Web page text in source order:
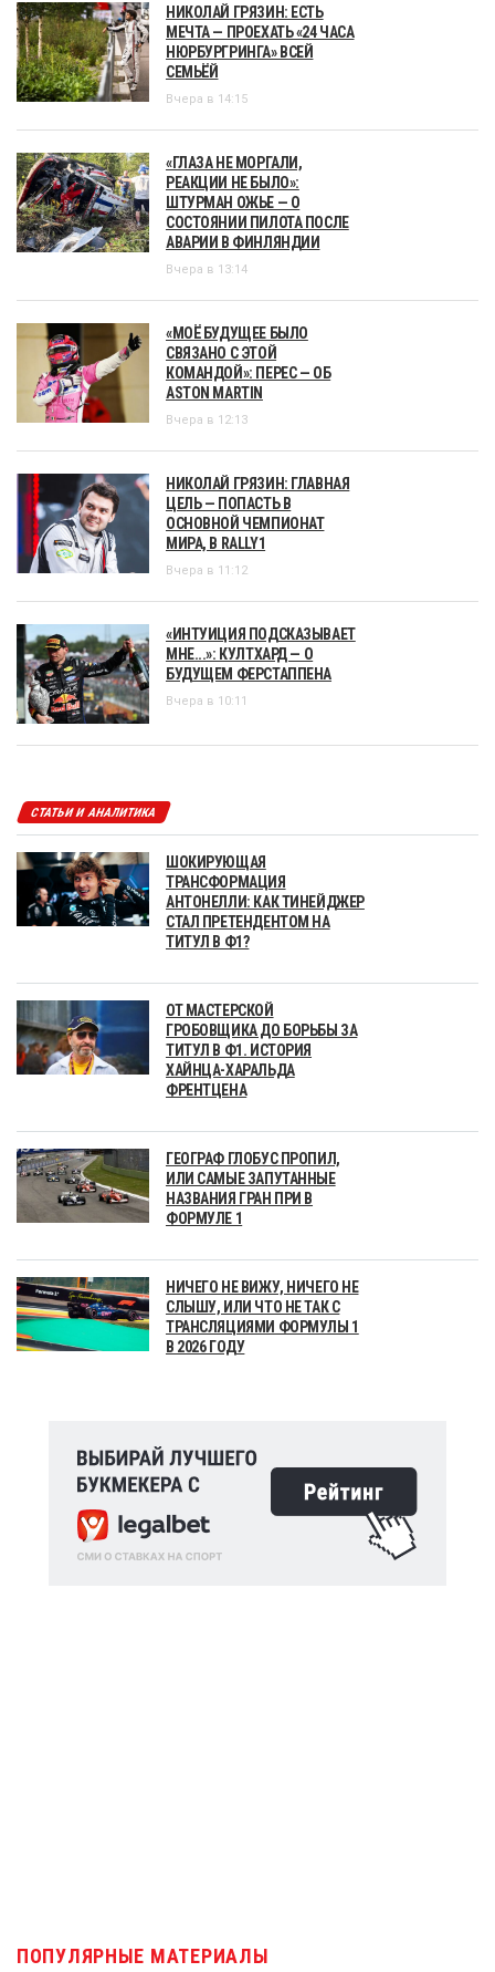
НИКОЛАЙ ГРЯЗИН: ЕСТЬ
МЕЧТА — ПРОЕХАТЬ «24 ЧАСА
НЮРБУРГРИНГА» ВСЕЙ
СЕМЬЁЙ
Вчера в 14:15
«ГЛАЗА НЕ МОРГАЛИ,
РЕАКЦИИ НЕ БЫЛО»:
ШТУРМАН ОЖЬЕ — О
СОСТОЯНИИ ПИЛОТА ПОСЛЕ
АВАРИИ В ФИНЛЯНДИИ
Вчера в 13:14
«МОЁ БУДУЩЕЕ БЫЛО
СВЯЗАНО С ЭТОЙ
КОМАНДОЙ»: ПЕРЕС — ОБ
ASTON MARTIN
Вчера в 12:13
НИКОЛАЙ ГРЯЗИН: ГЛАВНАЯ
ЦЕЛЬ — ПОПАСТЬ В
ОСНОВНОЙ ЧЕМПИОНАТ
МИРА, В RALLY1
Вчера в 11:12
«ИНТУИЦИЯ ПОДСКАЗЫВАЕТ
МНЕ...»: КУЛТХАРД — О
БУДУЩЕМ ФЕРСТАППЕНА
Вчера в 10:11
СТАТЬИ И АНАЛИТИКА
ШОКИРУЮЩАЯ
ТРАНСФОРМАЦИЯ
АНТОНЕЛЛИ: КАК ТИНЕЙДЖЕР
СТАЛ ПРЕТЕНДЕНТОМ НА
ТИТУЛ В Ф1?
ОТ МАСТЕРСКОЙ
ГРОБОВЩИКА ДО БОРЬБЫ ЗА
ТИТУЛ В Ф1. ИСТОРИЯ
ХАЙНЦА-ХАРАЛЬДА
ФРЕНТЦЕНА
ГЕОГРАФ ГЛОБУС ПРОПИЛ,
ИЛИ САМЫЕ ЗАПУТАННЫЕ
НАЗВАНИЯ ГРАН ПРИ В
ФОРМУЛЕ 1
НИЧЕГО НЕ ВИЖУ, НИЧЕГО НЕ
СЛЫШУ, ИЛИ ЧТО НЕ ТАК С
ТРАНСЛЯЦИЯМИ ФОРМУЛЫ 1
В 2026 ГОДУ
ПОПУЛЯРНЫЕ МАТЕРИАЛЫ